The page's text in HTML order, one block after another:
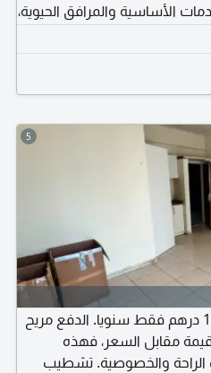
الأساسية والمرافق الحيوية،
السنوي بسعر اقتصادي جدا
يبحث عن الاستقرار بأقل
5
استوديو بسعر لن يتكرر في الغوير، 12000 درهم فقط سنويا. الدفع مريح
قيمة مقابل السعر، فهذه
والخصوصية. تشطيب